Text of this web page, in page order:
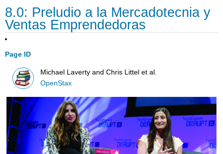
8.0: Preludio a la Mercadotecnia y
Ventas Emprendedoras
Page ID
Michael Laverty and Chris Littel et al.
OpenStax